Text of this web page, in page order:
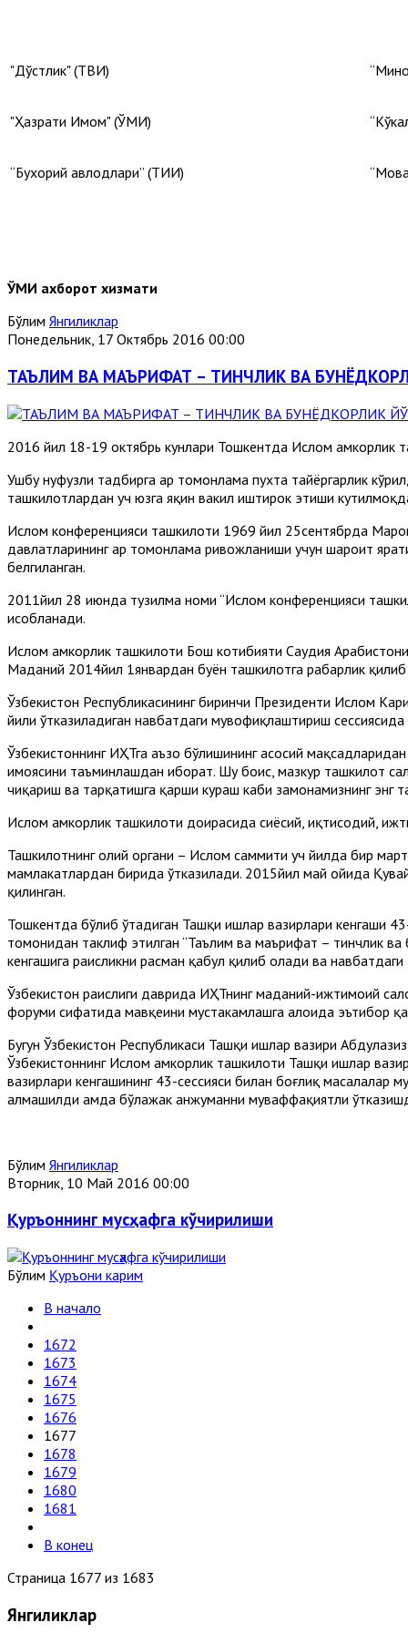
"Дўстлик" (ТВИ)
"Ҳазрати Имом" (ЎМИ)
“Бухорий авлодлари” (ТИИ)
ЎМИ ахборот хизмати
Бўлим Янгиликлар
Понедельник, 17 Октябрь 2016 00:00
ТАЪЛИМ ВА МАЪРИФАТ – ТИНЧЛИК ВА
2016 йил 18-19 октябрь кунлари Тошкентда Ислом ҳамкорлик
Ушбу нуфузли тадбирга ҳар томонлама пухта тайёргарлик
ташкилотлардан уч юзга яқин вакил иштирок этиши
Ислом конференцияси ташкилоти 1969 йил 25сентябрда
давлатларининг ҳар томонлама ривожланиши учун шароит
белгиланган.
2011йил 28 июнда тузилма номи “Ислом конференцияси
ҳисобланади.
Ислом ҳамкорлик ташкилоти Бош котибияти Саудия
Маданий 2014йил 1январдан буён ташкилотга раҳбарлик
Ўзбекистон Республикасининг биринчи Президенти Ислом
йили ўтказиладиган навбатдаги мувофиқлаштириш сессиясида
Ўзбекистоннинг ИҲТга аъзо бўлишининг асосий
ҳимоясини таъминлашдан иборат. Шу боис, мазкур ташкилот
чиқариш ва тарқатишга қарши кураш каби замонамизнинг энг
Ислом ҳамкорлик ташкилоти доирасида сиёсий, иқтисодий,
Ташкилотнинг олий органи – Ислом саммити уч йилда бир
мамлакатлардан бирида ўтказилади. 2015йил май ойида
қилинган.
Тошкентда бўлиб ўтадиган Ташқи ишлар вазирлари кенгаши
томонидан таклиф этилган “Таълим ва маърифат – тинчлик
кенгашига раисликни расман қабул қилиб олади ва навбатдаги
Ўзбекистон раислиги даврида ИҲТнинг маданий-ижтимоий
форуми сифатида мавқеини мустаҳкамлашга алоҳида эътибор
Бугун Ўзбекистон Республикаси Ташқи ишлар вазири
Ўзбекистоннинг Ислом ҳамкорлик ташкилоти Ташқи ишлар
вазирлари кенгашининг 43-сессияси билан боғлиқ масалалар
алмашилди ҳамда бўлажак анжуманни муваффақиятли
Бўлим Янгиликлар
Вторник, 10 Май 2016 00:00
Қуръоннинг мусҳафга кўчирилиши
Бўлим Қуръони карим
В начало
1672
1673
1674
1675
1676
1677
1678
1679
1680
1681
В конец
Страница 1677 из 1683
Янгиликлар